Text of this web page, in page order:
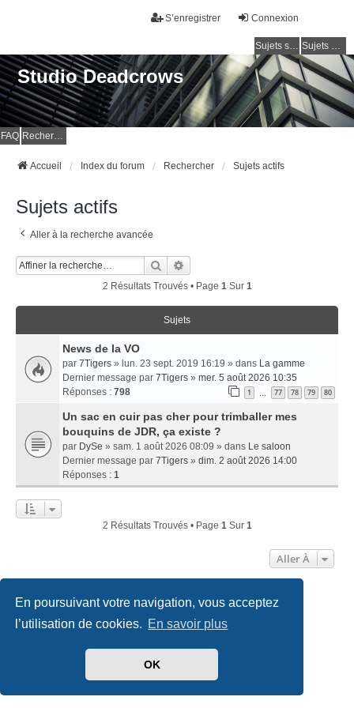
En poursuivant votre navigation, vous acceptez
l’utilisation de cookies. En savoir plus
OK
Connexion
S’enregistrer
Sujets sans réponse Sujets actifs
Studio Deadcrows
FAQ Rechercher
Accueil Index du forum Rechercher Sujets actifs
Sujets actifs
Aller à la recherche avancée
Rechercher
2 Résultats Trouvés • Page 1Sur 1
Sujets
News de la VO
par 7Tigers » lun. 23 sept. 2019 16:19 » dans La gamme
Dernier message par 7Tigers » mer. 5 août 2026 10:35
Réponses : 798 1 77 78 79 80
Un sac en cuir pas cher pour trimballer mes
bouquins de JDR, ça existe ?
par DySe » sam. 1 août 2026 08:09 » dans Le saloon
Dernier message par 7Tigers » dim. 2 août 2026 14:00
Réponses : 1
2 Résultats Trouvés • Page 1Sur 1
Aller À
Accueil Index du forum Nous contacter
phpBB-fr.com
created by INVENTEA & v12mike
Conditions